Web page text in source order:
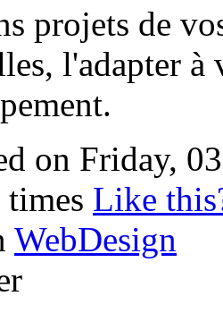
projets de
l'adapter à
on Friday,
times Like
WebDesign